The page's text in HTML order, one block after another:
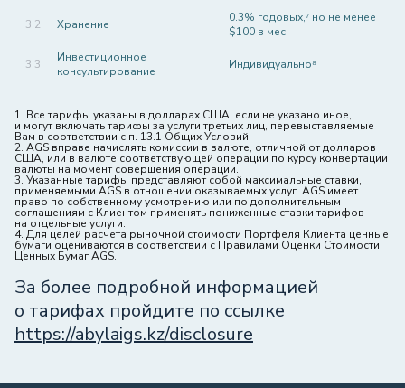
3.2. Хранение
0.3% годовых,⁷ но не менее
$100 в мес.
3.3.
Инвестиционное
консультирование
Индивидуально⁸
1. Все тарифы указаны в долларах США, если не указано иное,
и могут включать тарифы за услуги третьих лиц, перевыставляемые
Вам в соответствии с п. 13.1 Общих Условий.
2. AGS вправе начислять комиссии в валюте, отличной от долларов
США, или в валюте соответствующей операции по курсу конвертации
валюты на момент совершения операции.
3. Указанные тарифы представляют собой максимальные ставки,
применяемыми AGS в отношении оказываемых услуг. AGS имеет
право по собственному усмотрению или по дополнительным
соглашениям с Клиентом применять пониженные ставки тарифов
на отдельные услуги.
4. Для целей расчета рыночной стоимости Портфеля Клиента ценные
бумаги оцениваются в соответствии с Правилами Оценки Стоимости
Ценных Бумаг AGS.
За более подробной информацией
о тарифах пройдите по ссылке
https://abylaigs.kz/disclosure